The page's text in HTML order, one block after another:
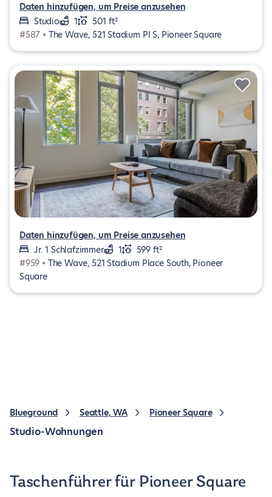
Daten hinzufügen, um Preise anzusehen
Studio
1
501 ft²
#587 • The Wave, 521 Stadium Pl S, Pioneer Square
Daten hinzufügen, um Preise anzusehen
Jr. 1 Schlafzimmer
1
599 ft²
#959 • The Wave, 521 Stadium Place South, Pioneer
Square
Blueground Seattle, WA Pioneer Square
Studio-Wohnungen
Taschenführer für Pioneer Square